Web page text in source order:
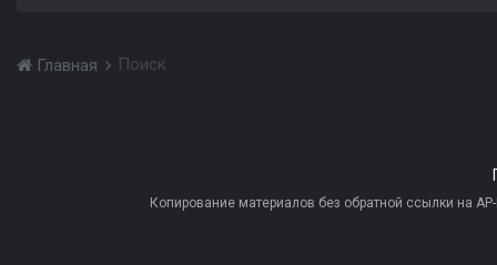
Главная Поиск
Копирование материалов без обратной ссылки на